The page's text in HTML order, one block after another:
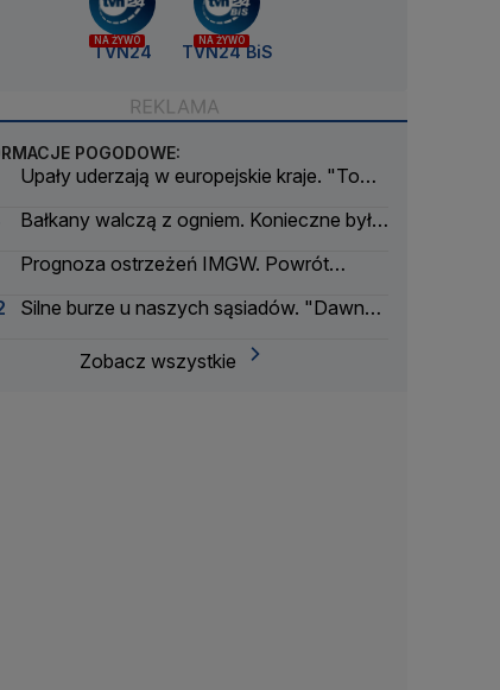
NA ŻYWO
TVN24
NA ŻYWO
TVN24 BiS
POGODOWE:
Upały uderzają w europejskie kraje. "To
Bałkany walczą z ogniem. Konieczne były
Prognoza ostrzeżeń IMGW. Powrót
Silne burze u naszych sąsiadów. "Dawno
Zobacz wszystkie